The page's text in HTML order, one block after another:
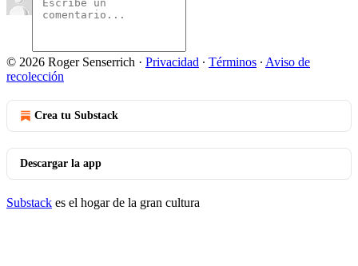
© 2026 Roger Senserrich · Privacidad ∙ Términos ∙ Aviso de
recolección
Crea tu Substack
Descargar la app
Substack es el hogar de la gran cultura